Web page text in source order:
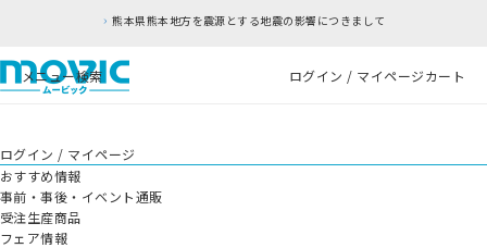
熊本県熊本地方を震源とする地震の影響につきまして
メニュー検索 ログイン / マイページカート
ログイン / マイページ
おすすめ情報
事前・事後・イベント通販
受注生産商品
フェア情報